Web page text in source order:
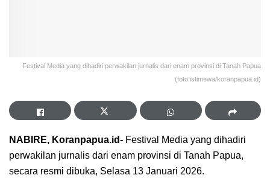
Festival Media yang dihadiri perwakilan jurnalis dari enam provinsi di Tanah Papua
(foto:istimewa/koranpapua.id)
NABIRE, Koranpapua.id- Festival Media yang dihadiri
perwakilan jurnalis dari enam provinsi di Tanah Papua,
secara resmi dibuka, Selasa 13 Januari 2026.